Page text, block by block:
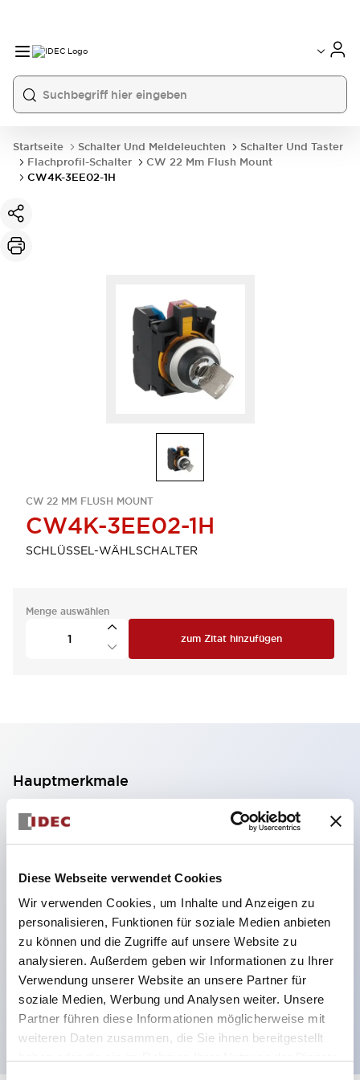
Diese Webseite verwendet Cookies
Wir verwenden Cookies, um Inhalte und Anzeigen zu
personalisieren, Funktionen für soziale Medien anbieten
zu können und die Zugriffe auf unsere Website zu
analysieren. Außerdem geben wir Informationen zu Ihrer
Verwendung unserer Website an unsere Partner für
soziale Medien, Werbung und Analysen weiter. Unsere
Partner führen diese Informationen möglicherweise mit
weiteren Daten zusammen, die Sie ihnen bereitgestellt
Startseite Schalter Und Meldeleuchten
Schalter Und Taster
Flachprofil-Schalter
CW 22 Mm Flush Mount
CW4K-3EE02-1H
CW 22 MM FLUSH MOUNT
CW4K-3EE02-1H
SCHLÜSSEL-WÄHLSCHALTER
Menge auswählen
zum Zitat hinzufügen
Hauptmerkmale
2-Kontakt-Block mit 2 Stufen, ermöglicht eine 4-
Kontakt-Konfiguration (Gewährleistung der
Isolierung zwischen den 2 Kontakten).
59,9 mm (※ 22-stufiger Kontaktblock).
Platzsparendes Design möglich.
Sicherheitsstruktur der 3. Generation: 2-Aktions-
Freisetzung, integrierter Schutz, IP20-
Fingerschutzstruktur